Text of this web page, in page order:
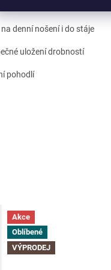
Akce
Oblíbené
VÝPRODEJ
a zvýrazní siluetu
denní nošení i do stáje
uložení drobností
pohodlí